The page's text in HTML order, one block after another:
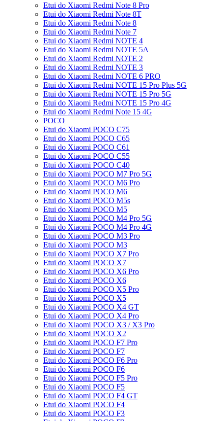
Etui do Xiaomi Redmi Note 8 Pro
Etui do Xiaomi Redmi Note 8T
Etui do Xiaomi Redmi Note 8
Etui do Xiaomi Redmi Note 7
Etui do Xiaomi Redmi NOTE 4
Etui do Xiaomi Redmi NOTE 5A
Etui do Xiaomi Redmi NOTE 2
Etui do Xiaomi Redmi NOTE 3
Etui do Xiaomi Redmi NOTE 6 PRO
Etui do Xiaomi Redmi NOTE 15 Pro Plus 5G
Etui do Xiaomi Redmi NOTE 15 Pro 5G
Etui do Xiaomi Redmi NOTE 15 Pro 4G
Etui do Xiaomi Redmi Note 15 4G
POCO
Etui do Xiaomi POCO C75
Etui do Xiaomi POCO C65
Etui do Xiaomi POCO C61
Etui do Xiaomi POCO C55
Etui do Xiaomi POCO C40
Etui do Xiaomi POCO M7 Pro 5G
Etui do Xiaomi POCO M6 Pro
Etui do Xiaomi POCO M6
Etui do Xiaomi POCO M5s
Etui do Xiaomi POCO M5
Etui do Xiaomi POCO M4 Pro 5G
Etui do Xiaomi POCO M4 Pro 4G
Etui do Xiaomi POCO M3 Pro
Etui do Xiaomi POCO M3
Etui do Xiaomi POCO X7 Pro
Etui do Xiaomi POCO X7
Etui do Xiaomi POCO X6 Pro
Etui do Xiaomi POCO X6
Etui do Xiaomi POCO X5 Pro
Etui do Xiaomi POCO X5
Etui do Xiaomi POCO X4 GT
Etui do Xiaomi POCO X4 Pro
Etui do Xiaomi POCO X3 / X3 Pro
Etui do Xiaomi POCO X2
Etui do Xiaomi POCO F7 Pro
Etui do Xiaomi POCO F7
Etui do Xiaomi POCO F6 Pro
Etui do Xiaomi POCO F6
Etui do Xiaomi POCO F5 Pro
Etui do Xiaomi POCO F5
Etui do Xiaomi POCO F4 GT
Etui do Xiaomi POCO F4
Etui do Xiaomi POCO F3